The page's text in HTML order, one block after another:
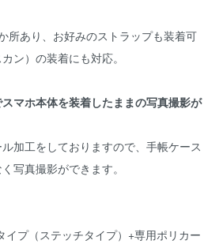
所あり、お好みのストラップも装着可
ン）の装着にも対応。
マホ本体を装着したままの写真撮影が
加工をしておりますので、手帳ケース
写真撮影ができます。
イプ（ステッチタイプ）+専用ポリカー